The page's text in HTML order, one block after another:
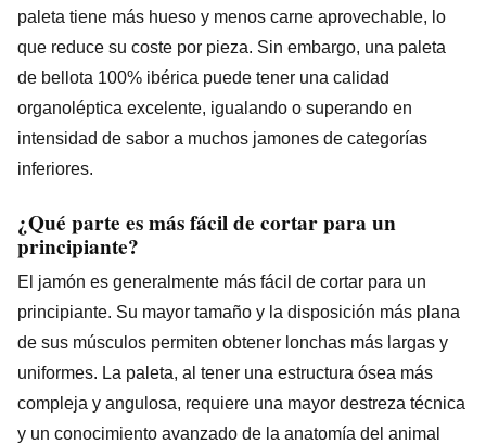
paleta tiene más hueso y menos carne aprovechable, lo
que reduce su coste por pieza. Sin embargo, una paleta
de bellota 100% ibérica puede tener una calidad
organoléptica excelente, igualando o superando en
intensidad de sabor a muchos jamones de categorías
inferiores.
¿Qué parte es más fácil de cortar para un
principiante?
El jamón es generalmente más fácil de cortar para un
principiante. Su mayor tamaño y la disposición más plana
de sus músculos permiten obtener lonchas más largas y
uniformes. La paleta, al tener una estructura ósea más
compleja y angulosa, requiere una mayor destreza técnica
y un conocimiento avanzado de la anatomía del animal